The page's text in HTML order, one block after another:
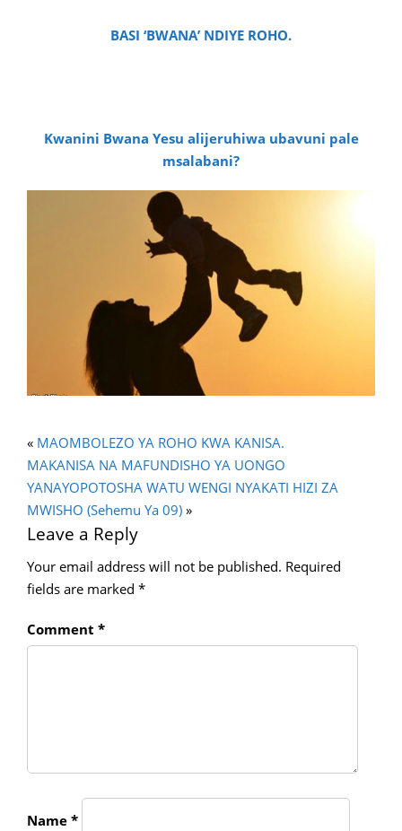
BASI ‘BWANA’ NDIYE ROHO.
Kwanini Bwana Yesu alijeruhiwa ubavuni pale
msalabani?
« MAOMBOLEZO YA ROHO KWA KANISA.
MAKANISA NA MAFUNDISHO YA UONGO
YANAYOPOTOSHA WATU WENGI NYAKATI HIZI ZA
MWISHO (sehemu Ya 09) »
Leave a Reply
Your email address will not be published. Required
fields are marked *
Comment *
Name *